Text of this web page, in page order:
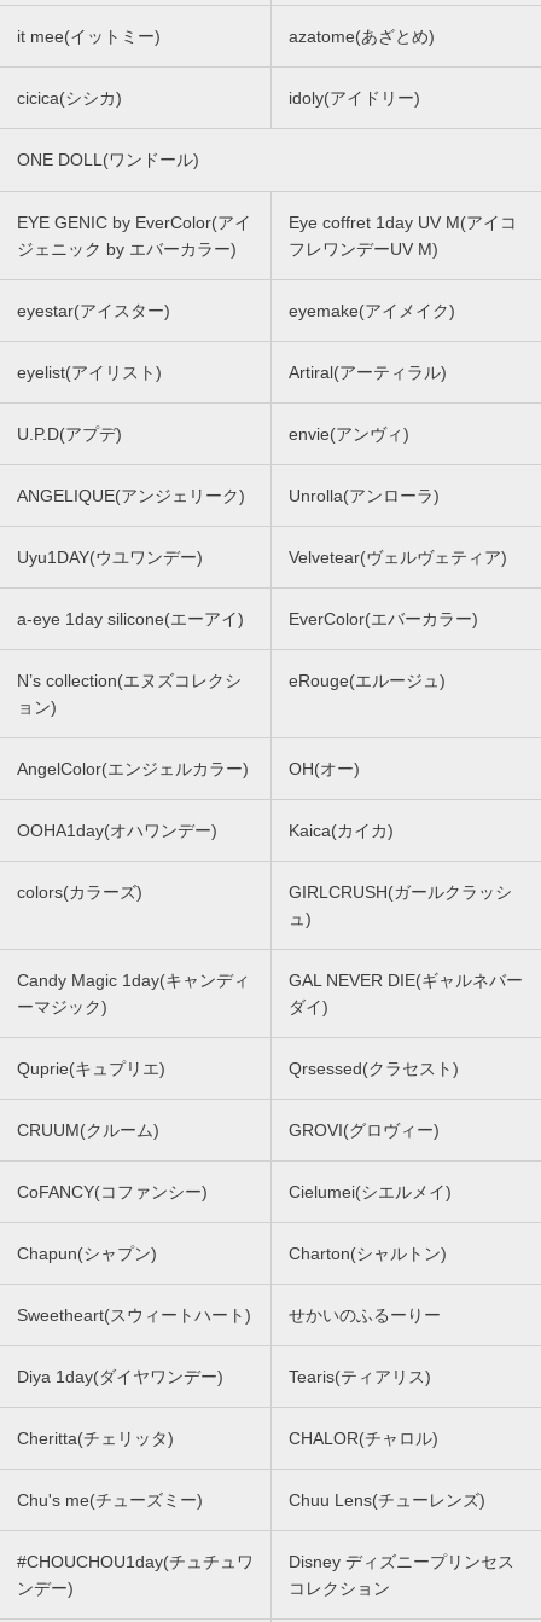
it mee(イットミー) azatome(あざとめ)
cicica(シシカ) idoly(アイドリー)
ONE DOLL(ワンドール)
EYE GENIC by EverColor(アイ
ジェニック by エバーカラー)
Eye coffret 1day UV M(アイコ
フレワンデーUV M)
eyestar(アイスター) eyemake(アイメイク)
eyelist(アイリスト) Artiral(アーティラル)
U.P.D(アプデ) envie(アンヴィ)
ANGELIQUE(アンジェリーク) Unrolla(アンローラ)
Uyu1DAY(ウユワンデー) Velvetear(ヴェルヴェティア)
a-eye 1day silicone(エーアイ) EverColor(エバーカラー)
N’s collection(エヌズコレクシ
ョン)
eRouge(エルージュ)
AngelColor(エンジェルカラー) OH(オー)
OOHA1day(オハワンデー) Kaica(カイカ)
colors(カラーズ)
GIRLCRUSH(ガールクラッシ
ュ)
Candy Magic 1day(キャンディ
ーマジック)
GAL NEVER DIE(ギャルネバー
ダイ)
Quprie(キュプリエ) Qrsessed(クラセスト)
CRUUM(クルーム) GROVI(グロヴィー)
CoFANCY(コファンシー) Cielumei(シエルメイ)
Chapun(シャプン) Charton(シャルトン)
Sweetheart(スウィートハート) せかいのふるーりー
Diya 1day(ダイヤワンデー) Tearis(ティアリス)
Cheritta(チェリッタ) CHALOR(チャロル)
Chu's me(チューズミー) Chuu Lens(チューレンズ)
#CHOUCHOU1day(チュチュワ
ンデー)
Disney ディズニープリンセス
コレクション